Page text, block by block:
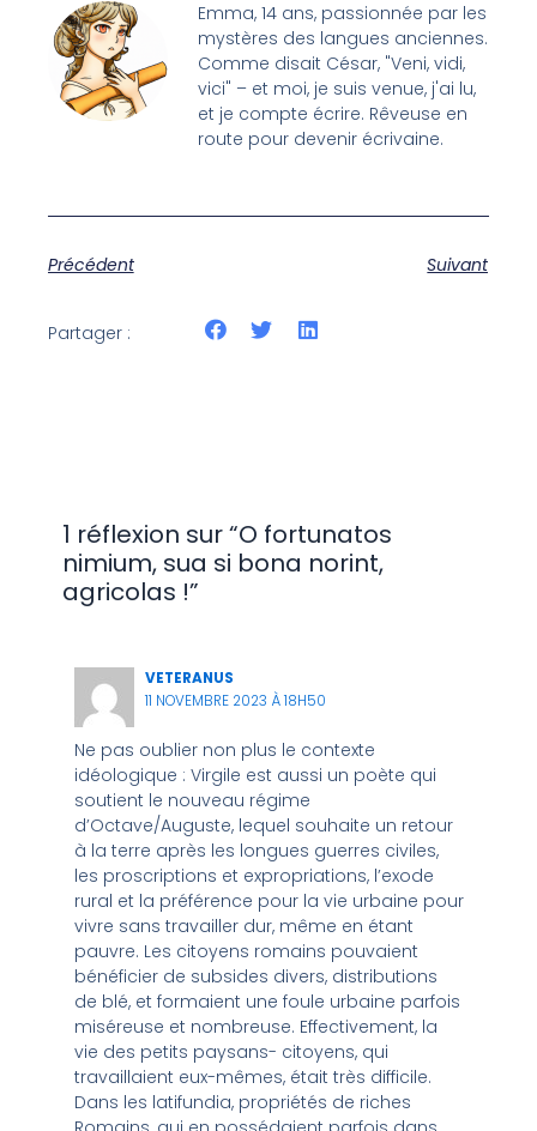
Emma, 14 ans, passionnée par les
mystères des langues anciennes.
Comme disait César, "Veni, vidi,
vici" – et moi, je suis venue, j'ai lu,
et je compte écrire. Rêveuse en
route pour devenir écrivaine.
Précédent Suivant
Partager :
1 réflexion sur “O fortunatos
nimium, sua si bona norint,
agricolas !”
VETERANUS
11 NOVEMBRE 2023 À 18H50
Ne pas oublier non plus le contexte
idéologique : Virgile est aussi un poète qui
soutient le nouveau régime
d’Octave/Auguste, lequel souhaite un retour
à la terre après les longues guerres civiles,
les proscriptions et expropriations, l’exode
rural et la préférence pour la vie urbaine pour
vivre sans travailler dur, même en étant
pauvre. Les citoyens romains pouvaient
bénéficier de subsides divers, distributions
de blé, et formaient une foule urbaine parfois
miséreuse et nombreuse. Effectivement, la
vie des petits paysans- citoyens, qui
travaillaient eux-mêmes, était très difficile.
Dans les latifundia, propriétés de riches